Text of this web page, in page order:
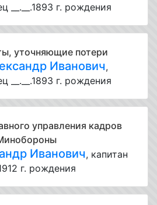
__.__.1893 г. рождения
уточняющие потери
Иванович,
__.__.1893 г. рождения
управления кадров
Иванович, капитан
г. рождения